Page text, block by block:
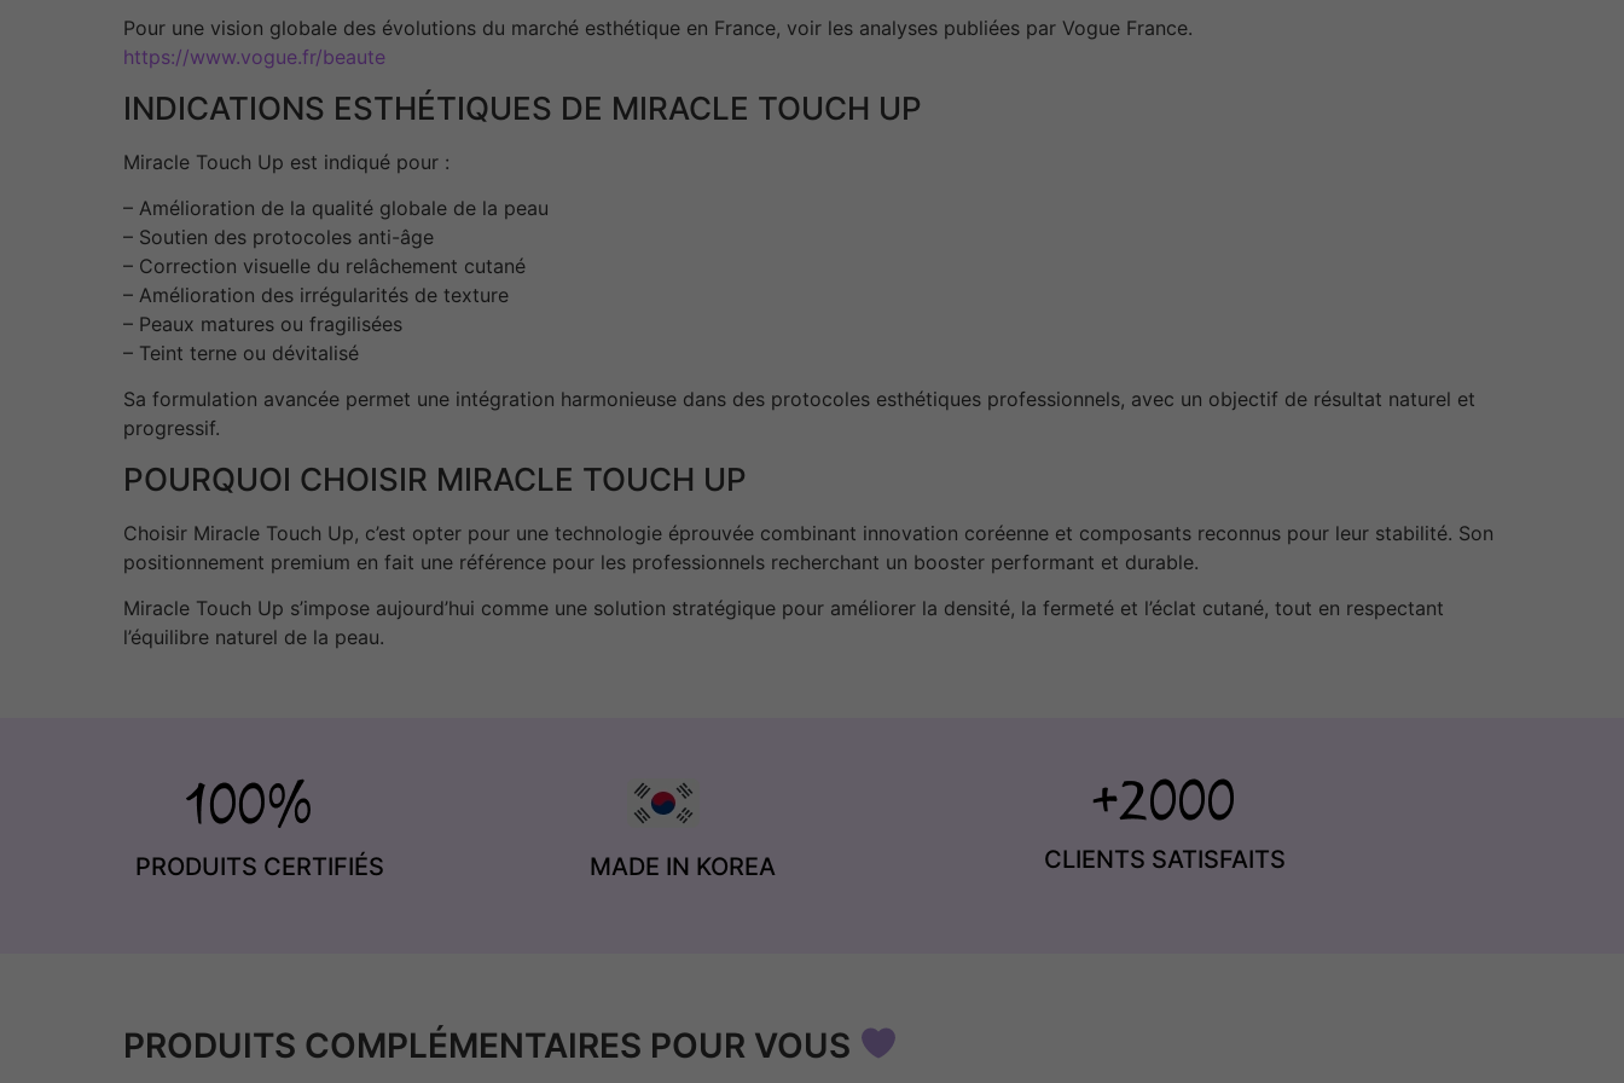
Pour une vision globale des évolutions du marché esthétique en France, voir les analyses publiées par Vogue France.
https://www.vogue.fr/beaute
INDICATIONS ESTHÉTIQUES DE MIRACLE TOUCH UP
Miracle Touch Up est indiqué pour :
– Amélioration de la qualité globale de la peau
– Soutien des protocoles anti-âge
– Correction visuelle du relâchement cutané
– Amélioration des irrégularités de texture
– Peaux matures ou fragilisées
– Teint terne ou dévitalisé
Sa formulation avancée permet une intégration harmonieuse dans des protocoles esthétiques professionnels, avec un objectif de résultat naturel et
progressif.
POURQUOI CHOISIR MIRACLE TOUCH UP
Choisir Miracle Touch Up, c’est opter pour une technologie éprouvée combinant innovation coréenne et composants reconnus pour leur stabilité. Son
positionnement premium en fait une référence pour les professionnels recherchant un booster performant et durable.
Miracle Touch Up s’impose aujourd’hui comme une solution stratégique pour améliorer la densité, la fermeté et l’éclat cutané, tout en respectant
l’équilibre naturel de la peau.
PRODUITS CERTIFIÉS MADE IN KOREA CLIENTS SATISFAITS
PRODUITS COMPLÉMENTAIRES POUR VOUS